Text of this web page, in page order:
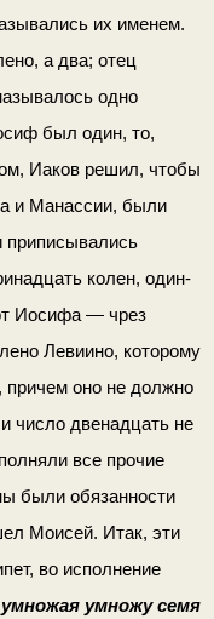
их именем.
а два; отец
одно
был один, то,
Иаков решил, чтобы
и Ма­нассии, были
приписыва­лись
колен, один­
Иосифа — чрез
Левиино, которому
причем оно не должно
число двенадцать не
все прочие
были обязанности
Моисей. Итак, эти
во исполнение
умножая умножу семя